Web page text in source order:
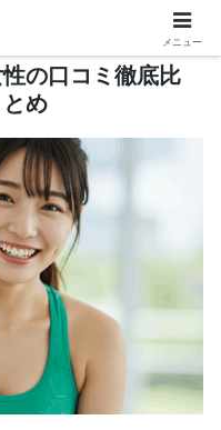
の口コミ徹底比
め
メニュー